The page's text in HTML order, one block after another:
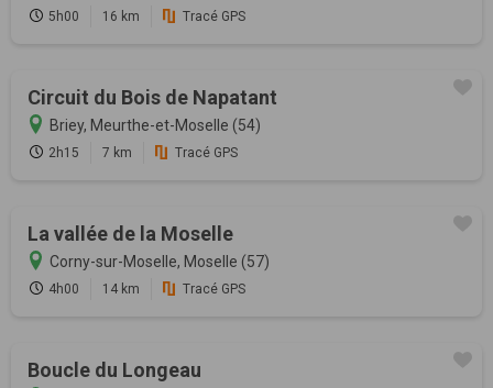
5h00 16 km Tracé GPS
Circuit du Bois de Napatant
Briey, Meurthe-et-Moselle (54)
2h15 7 km Tracé GPS
La vallée de la Moselle
Corny-sur-Moselle, Moselle (57)
4h00 14 km Tracé GPS
Boucle du Longeau